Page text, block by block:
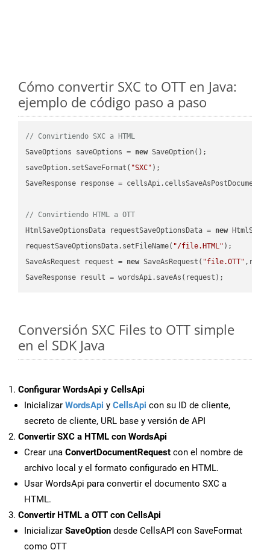
Cómo convertir SXC to OTT en Java:
ejemplo de código paso a paso
// Convirtiendo SXC a HTML
SaveOptions saveOptions = new SaveOption();
saveOption.setSaveFormat( "SXC" );
SaveResponse response =
// Convirtiendo HTML a OTT
HtmlSaveOptionsData requestSaveOptionsData = new
requestSaveOptionsData.setFileName( "/file.HTML" );
SaveAsRequest request = new SaveAsRequest( "file.OTT"
Conversión SXC Files to OTT simple
en el SDK Java
Configurar WordsApi y CellsApi
Inicializar WordsApi y CellsApi con su ID de cliente,
secreto de cliente, URL base y versión de API
Convertir SXC a HTML con WordsApi
Crear una ConvertDocumentRequest con el nombre de
archivo local y el formato configurado en HTML.
Usar WordsApi para convertir el documento SXC a
HTML.
Convertir HTML a OTT con CellsApi
Inicializar SaveOption desde CellsAPI con SaveFormat
como OTT